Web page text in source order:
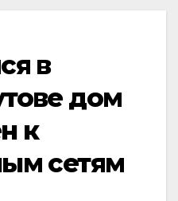
в
дом
к
сетям